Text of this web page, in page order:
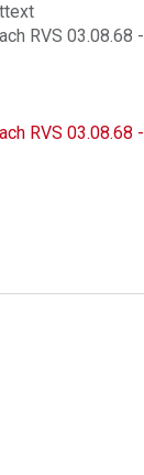
RVS 03.08.68 -
RVS 03.08.68 -